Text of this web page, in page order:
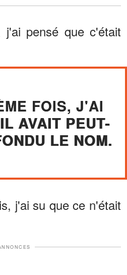
j'ai pensé que c'était
FOIS, J'AI
AVAIT PEUT-
LE NOM.
j'ai su que ce n'était